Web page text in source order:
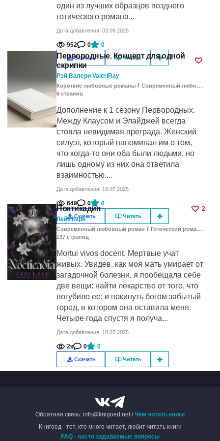
один из лучших образцов позднего
готического романа...
Дата добавления: 03.09.2025
952 0 0
Скачать Читать
Первородные. Концерт для одной
скрипки
Рэй Валери ValeriRay
Короткие любовные романы / Современный любовный роман
6 cтраниц
Дополнение к 1 сезону Первородных.
Между Клаусом и Элайджей всегда
стояла невидимая преграда. Женский
силуэт, который напоминал им о том,
что когда-то они оба были людьми, но
лишь одному из них она ответила
взаимностью....
Дата добавления: 18.07.2025
649 0 0
Скачать Читать
Ноктикадия
2
Лейк Кери
Современный любовный роман / Готический роман /
137 cтраниц
Mortui vivos docent. Мертвые учат
живых. Увидев, как моя мать умирает от
загадочной болезни, я пообещала себе
две вещи: найти лекарство от того, что
погубило ее; и покинуть богом забытый
город, в котором она оставила меня.
Четыре года спустя я получа...
Дата добавления: 18.07.2025
2к 0 0
Скачать Читать
Обратная связь: info@knigoed.net /Чем читать книги
Книгоед - тот, кто много читает, любит читать книги
FAQ - часто задаваемые вопросы